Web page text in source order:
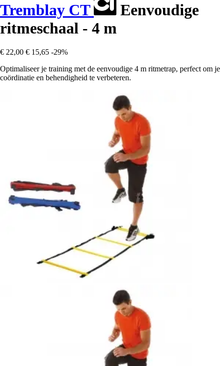
Tremblay CT
Eenvoudige
ritmeschaal - 4 m
€ 22,00 € 15,65 -29%
Optimaliseer je training met de eenvoudige 4 m ritmetrap, perfect om je
coördinatie en behendigheid te verbeteren.